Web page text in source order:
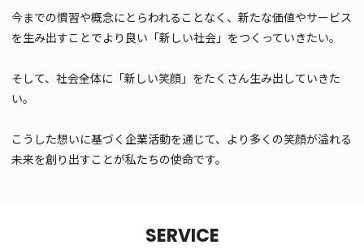
今までの慣習や概念にとらわれることなく、新たな価値やサービス
を生み出すことでより良い「新しい社会」をつくっていきたい。
そして、社会全体に「新しい笑顔」をたくさん生み出していきた
い。
こうした想いに基づく企業活動を通じて、より多くの笑顔が溢れる
未来を創り出すことが私たちの使命です。
SERVICE